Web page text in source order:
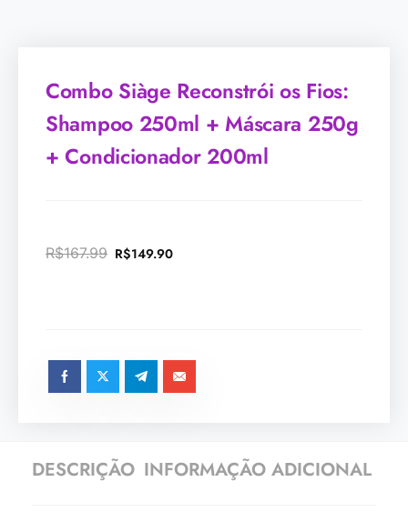
Combo Siàge Reconstrói os Fios:
Shampoo 250ml + Máscara 250g
+ Condicionador 200ml
R$167.99 R$149.90
DESCRIÇÃO INFORMAÇÃO ADICIONAL